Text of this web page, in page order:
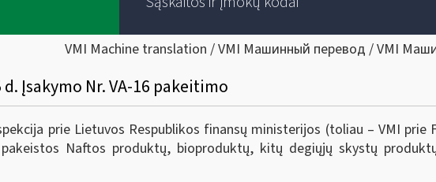
VMI Machine translation / VMI Машинный перевод / VMI
d. Įsakymo Nr. VA-16 pakeitimo
prie Lietuvos Respublikos finansų ministerijos (toliau – VMI prie
Naftos produktų, bioproduktų, kitų degiųjų skystų